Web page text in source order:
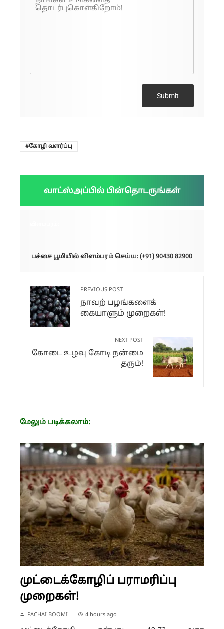
Submit
கோழி வளர்ப்பு
வாட்ஸ்அப்பில் பின்தொடருங்கள்
பச்சை பூமியில் விளம்பரம் செய்ய: (+91) 90430 82900
PREVIOUS POST
நாவற் பழங்களைக்
கையாளும் முறைகள்!
NEXT POST
கோடை உழவு கோடி நன்மை
தரும்!
மேலும் படிக்கலாம்:
முட்டைக்கோழிப் பராமரிப்பு
முறைகள்!
PACHAI BOOMI 4 hours ago